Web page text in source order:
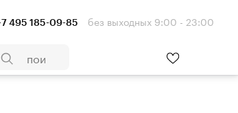
495 185-09-85 без выходных 9:00 - 23:00